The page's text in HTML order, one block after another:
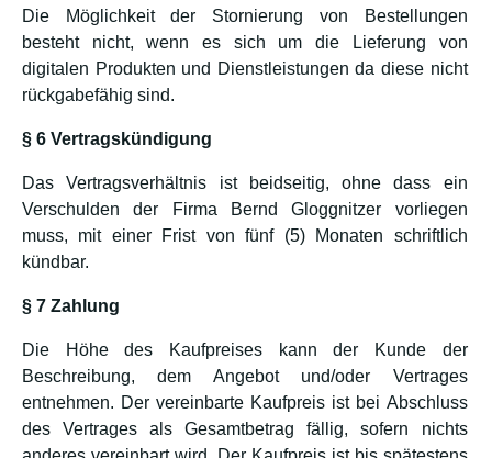
Die Möglichkeit der Stornierung von Bestellungen
besteht nicht, wenn es sich um die Lieferung von
digitalen Produkten und Dienstleistungen da diese nicht
rückgabefähig sind.
§ 6 Vertragskündigung
Das Vertragsverhältnis ist beidseitig, ohne dass ein
Verschulden der Firma Bernd Gloggnitzer vorliegen
muss, mit einer Frist von fünf (5) Monaten schriftlich
kündbar.
§ 7 Zahlung
Die Höhe des Kaufpreises kann der Kunde der
Beschreibung, dem Angebot und/oder Vertrages
entnehmen. Der vereinbarte Kaufpreis ist bei Abschluss
des Vertrages als Gesamtbetrag fällig, sofern nichts